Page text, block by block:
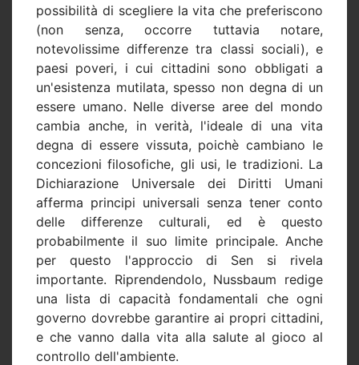
possibilità di scegliere la vita che preferiscono
(non senza, occorre tuttavia notare,
notevolissime differenze tra classi sociali), e
paesi poveri, i cui cittadini sono obbligati a
un'esistenza mutilata, spesso non degna di un
essere umano. Nelle diverse aree del mondo
cambia anche, in verità, l'ideale di una vita
degna di essere vissuta, poichè cambiano le
concezioni filosofiche, gli usi, le tradizioni. La
Dichiarazione Universale dei Diritti Umani
afferma principi universali senza tener conto
delle differenze culturali, ed è questo
probabilmente il suo limite principale. Anche
per questo l'approccio di Sen si rivela
importante. Riprendendolo, Nussbaum redige
una lista di capacità fondamentali che ogni
governo dovrebbe garantire ai propri cittadini,
e che vanno dalla vita alla salute al gioco al
controllo dell'ambiente.